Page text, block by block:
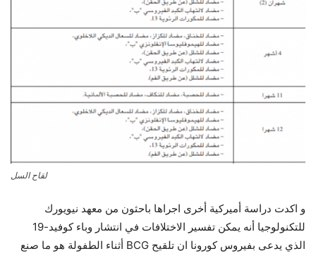
لقاح السل
و اكدت دراسة أميركية أخرى اجراها باحثون من معهد نيويورك
للتكنولوجيا أنه يمكن تفسير الاختلافات في انتشار وباء كوفيد-19
الذي يدعى بفيروس كورونا ان تلقيح BCG أثناء الطفولة هو ما صنع